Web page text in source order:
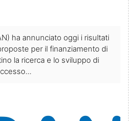
ha annunciato oggi i risultati
per il finanziamento di
la ricerca e lo sviluppo di